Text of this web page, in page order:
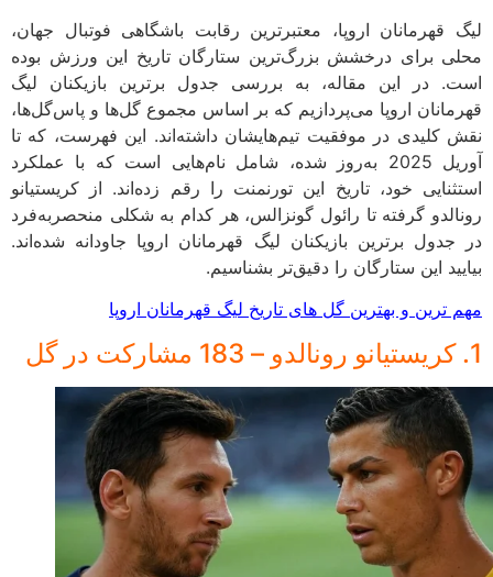
لیگ قهرمانان اروپا، معتبرترین رقابت باشگاهی فوتبال جهان،
محلی برای درخشش بزرگ‌ترین ستارگان تاریخ این ورزش بوده
است. در این مقاله، به بررسی جدول برترین بازیکنان لیگ
قهرمانان اروپا می‌پردازیم که بر اساس مجموع گل‌ها و پاس‌گل‌ها،
نقش کلیدی در موفقیت تیم‌هایشان داشته‌اند. این فهرست، که تا
آوریل 2025 به‌روز شده، شامل نام‌هایی است که با عملکرد
استثنایی خود، تاریخ این تورنمنت را رقم زده‌اند. از کریستیانو
رونالدو گرفته تا رائول گونزالس، هر کدام به شکلی منحصربه‌فرد
در جدول برترین بازیکنان لیگ قهرمانان اروپا جاودانه شده‌اند.
بیایید این ستارگان را دقیق‌تر بشناسیم.
مهم ترین و بهترین گل های تاریخ لیگ قهرمانان اروپا
1. کریستیانو رونالدو – 183 مشارکت در گل